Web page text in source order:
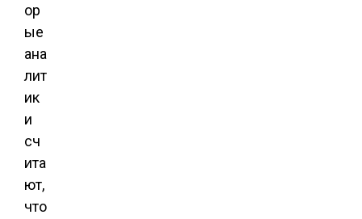
ор
ые
ана
лит
ик
и
сч
ита
ют,
что